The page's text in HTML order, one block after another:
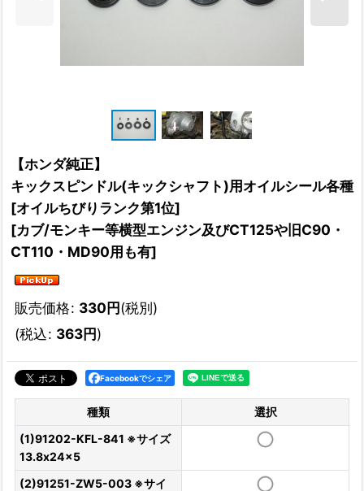
【ホンダ純正】
キックスピンドル(キックシャフト)用オイルシール各種
[オイルちびりランク第1位]
[カブ/モンキー等横型エンジン及びCT125や旧C90・
CT110・MD90用も有]
販売価格: 330円(税別)
(税込: 363円)
Facebookでシェア
種類
選択
(1)91202-KFL-841 ※サイズ
13.8x24x5
(2)91251-ZW5-003 ※サイ